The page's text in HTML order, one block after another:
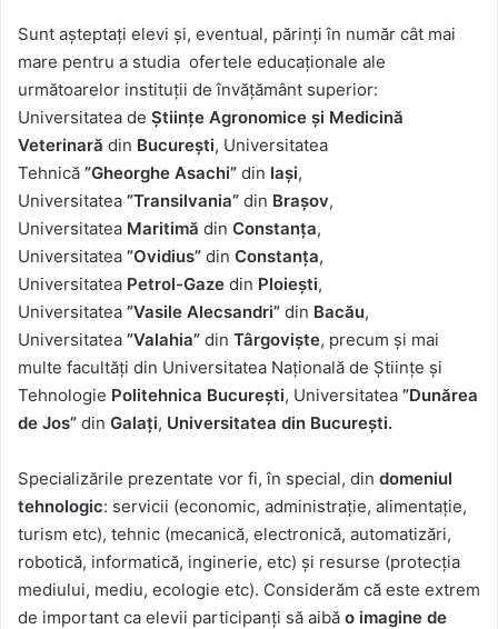
Sunt așteptați elevi și, eventual, părinți în număr cât mai
mare pentru a studia ofertele educaționale ale
următoarelor instituții de învățământ superior:
Universitatea de Științe Agronomice și Medicină
Veterinară din București, Universitatea
Tehnică ”Gheorghe Asachi” din Iași,
Universitatea ”Transilvania” din Brașov,
Universitatea Maritimă din Constanța,
Universitatea ”Ovidius” din Constanța,
Universitatea Petrol-Gaze din Ploiești,
Universitatea ”Vasile Alecsandri” din Bacău,
Universitatea ”Valahia” din Târgoviște, precum și mai
multe facultăți din Universitatea Națională de Științe și
Tehnologie Politehnica București, Universitatea ”Dunărea
de Jos” din Galați, Universitatea din București.
Specializările prezentate vor fi, în special, din domeniul
tehnologic: servicii (economic, administrație, alimentație,
turism etc), tehnic (mecanică, electronică, automatizări,
robotică, informatică, inginerie, etc) și resurse (protecția
mediului, mediu, ecologie etc). Considerăm că este extrem
de important ca elevii participanți să aibă o imagine de